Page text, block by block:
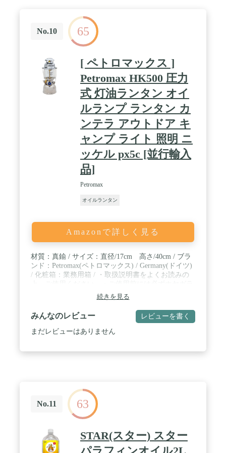
No.10 65
[ ペトロマックス ]
Petromax HK500 圧力
式 灯油ランタン オイ
ルランプ ランタン カ
ンテラ アウトドア キ
ャンプ ライト 照明 ニ
ッケル px5c [並行輸入
品]
Petromax
オイルランタン
Amazonで詳しく見る
材質：真鍮 / サイズ：直径/17cm 高さ/40cm / ブラ
ンド：Petromax(ペトロマックス) / Germany(ドイツ)
/ 化粧箱：業務用箱 / ・取扱説明書をよくお読みの
スの上下のプラスチック製の保護リングを取り外し
てください。・使用燃料 /純粋なパラフィンオイル
または灯油のみ※本体に僅かな傷や、若干の色落ち
等が見られる場合がありますが、メーカーの検品を
通過した良品のため、使用上の問題が無い場合は返
続きを見る
みんなのレビュー レビューを書く
まだレビューはありません
No.11 63
STAR(スター) スター